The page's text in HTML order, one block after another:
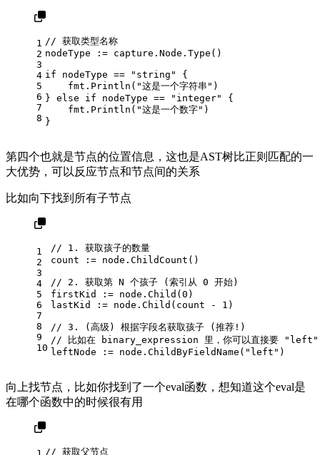
1
2
3
4
5
6
7
8
// 获取类型名称
nodeType := capture.Node.Type()
if nodeType == "string"
{
    fmt.Println(
"这是一个字符串" )
} else if nodeType == "integer"
{
    fmt.Println(
"这是一个数字" )
}
第四个也就是节点的位置信息，这也是AST树比正则匹配的一
大优势，可以反应节点和节点间的关系
比如向下找到所有子节点
1
2
3
4
5
6
7
8
9
10
// 1. 获取孩子的数量
count := node.ChildCount()
// 2. 获取第 N 个孩子 (索引从 0 开始)
firstKid := node.Child( 0 )
lastKid := node.Child(count - 1 )
// 3. (高级) 根据字段名获取孩子 (推荐!)
// 比如在 binary_expression 里，你可以直接要
leftNode := node.ChildByFieldName( "left" )
向上找节点，比如你找到了一个eval函数，想知道这个eval是
在哪个函数中的时候很有用
// 获取父节点